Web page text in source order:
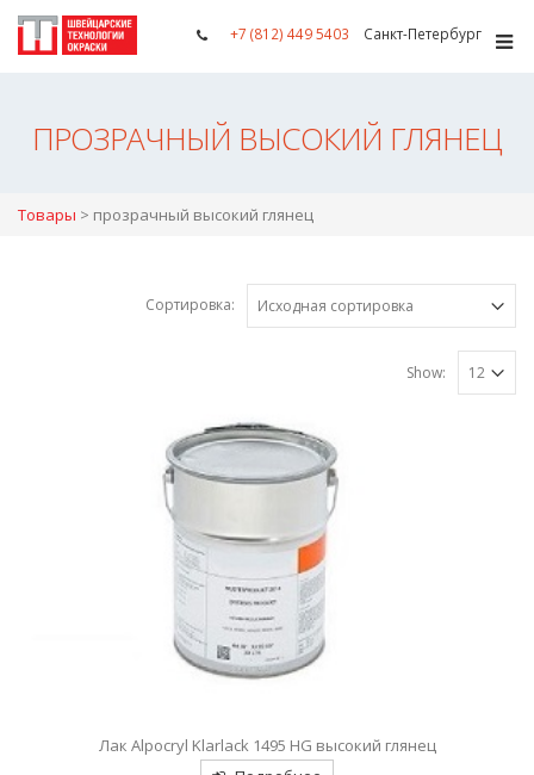
+7 (812) 449 5403 Санкт-Петербург
ПРОЗРАЧНЫЙ ВЫСОКИЙ ГЛЯНЕЦ
Товары > прозрачный высокий глянец
Сортировка:
Show:
Лак Alpocryl Klarlack 1495 HG высокий глянец